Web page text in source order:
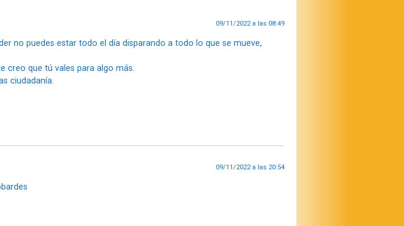
09/11/2022 a las 08:49
no puedes estar todo el día disparando a todo lo que se mueve,
creo que tú vales para algo más.
ciudadanía.
09/11/2022 a las 20:54